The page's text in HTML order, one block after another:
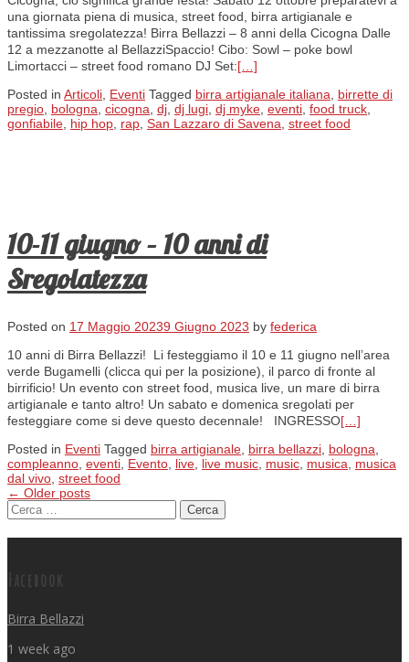
una giornata piena di musica, street food, birra artigianale e
tantissima sregolatezza! Birra Bellazzi – 8 anni della Cicogna Dalle
12 a mezzanotte al BellazziSpaccio! Cibo: Sowl – poke bowl
Limortacci – street food romano DJ Set:[…]
Posted in Articoli Eventi Tagged birra artigianale italiana
birrette di
pregio bologna cicogna dj dj lugi dj myke eventi food truck
gonfiabile hip hop rap San Lazzaro di Savena street food
10-11 giugno – 10 anni di
Sregolatezza
Posted on 17 Maggio 20239 Giugno 2023 by federica
10 anni di Birra Bellazzi! Li festeggiamo il 10 e 11 giugno nell’area
verde Bugamelli (clicca qui per la posizione), il parco di fronte al
birrificio! Un evento con street food, musica live, un mare di birra
artigianale e tanto altro! Un sabato e domenica sregolati per
festeggiare come si deve questo decennale! INGRESSO[…]
Posted in Eventi Tagged birra artigianale, birra bellazzi, bologna,
compleanno, eventi, Evento, live, live music, music, musica, musica
dal vivo, street food
Posts navigation
← Older posts
Ricerca per:
Facebook
Birra Bellazzi
1 week ago